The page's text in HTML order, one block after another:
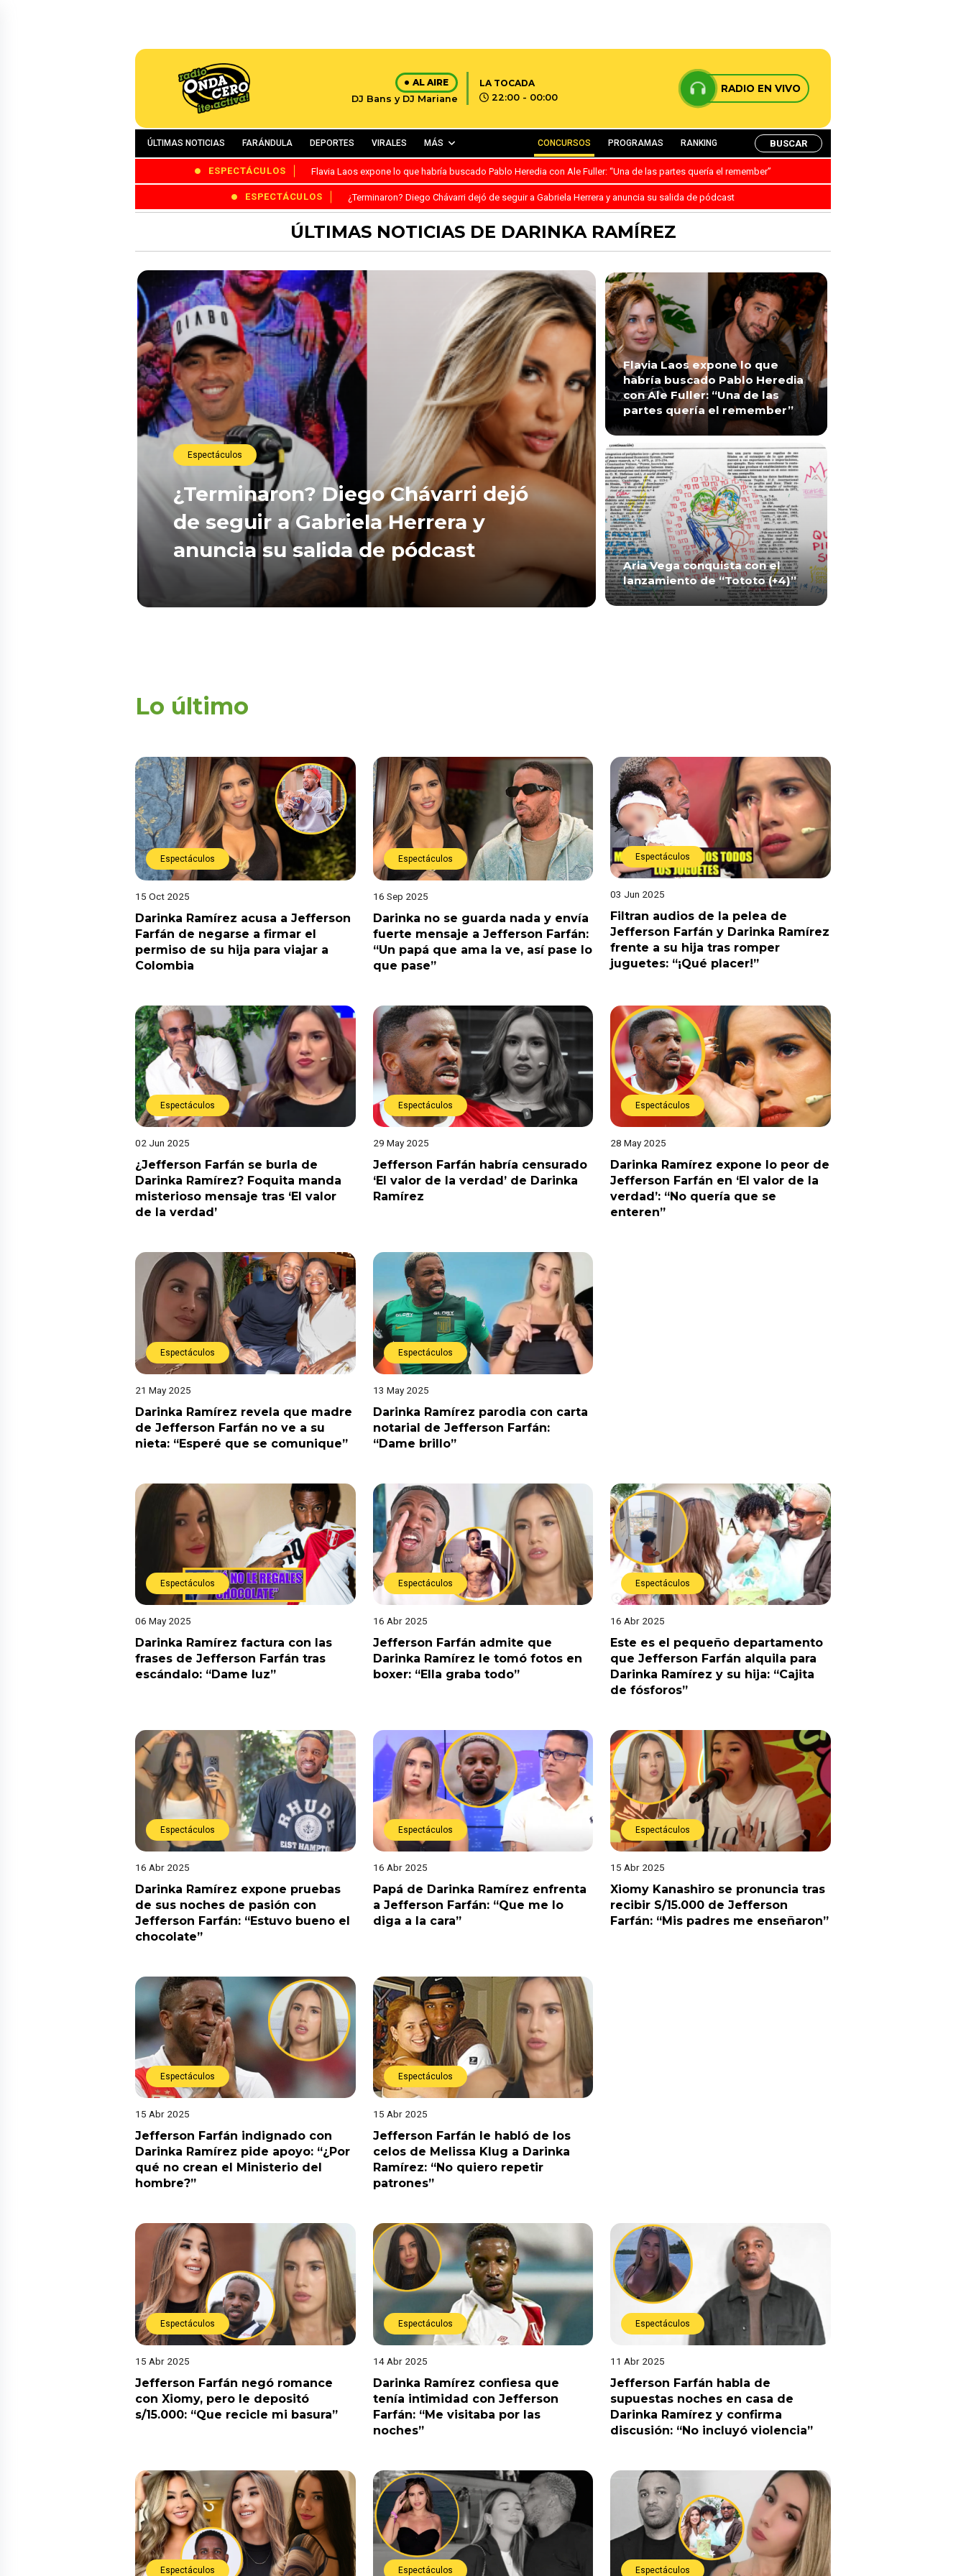
AL AIRE
DJ Bans y DJ Mariane
LA TOCADA
22:00 - 00:00
RADIO EN VIVO
ÚLTIMAS NOTICIAS FARÁNDULA DEPORTES VIRALES MÁS CONCURSOS PROGRAMAS RANKING BUSCAR
ESPECTÁCULOS Flavia Laos expone lo que habría buscado Pablo Heredia con Ale Fuller: “Una de las partes quería el remember”
ESPECTÁCULOS ¿Terminaron? Diego Chávarri dejó de seguir a Gabriela Herrera y anuncia su salida de pódcast
ÚLTIMAS NOTICIAS DE DARINKA RAMÍREZ
Espectáculos
¿Terminaron? Diego Chávarri dejó
de seguir a Gabriela Herrera y
anuncia su salida de pódcast
Flavia Laos expone lo que
habría buscado Pablo Heredia
con Ale Fuller: “Una de las
partes quería el remember”
Aria Vega conquista con el
lanzamiento de “Tototo (+4)”
Lo último
Espectáculos
15 Oct 2025
Darinka Ramírez acusa a Jefferson
Farfán de negarse a firmar el
permiso de su hija para viajar a
Colombia
Espectáculos
16 Sep 2025
Darinka no se guarda nada y envía
fuerte mensaje a Jefferson Farfán:
“Un papá que ama la ve, así pase lo
que pase”
Espectáculos
03 Jun 2025
Filtran audios de la pelea de
Jefferson Farfán y Darinka Ramírez
frente a su hija tras romper
juguetes: “¡Qué placer!”
Espectáculos
02 Jun 2025
¿Jefferson Farfán se burla de
Darinka Ramírez? Foquita manda
misterioso mensaje tras ‘El valor
de la verdad’
Espectáculos
29 May 2025
Jefferson Farfán habría censurado
‘El valor de la verdad’ de Darinka
Ramírez
Espectáculos
28 May 2025
Darinka Ramírez expone lo peor de
Jefferson Farfán en ‘El valor de la
verdad’: “No quería que se
enteren”
Espectáculos
21 May 2025
Darinka Ramírez revela que madre
de Jefferson Farfán no ve a su
nieta: “Esperé que se comunique”
Espectáculos
13 May 2025
Darinka Ramírez parodia con carta
notarial de Jefferson Farfán:
“Dame brillo”
Espectáculos
06 May 2025
Darinka Ramírez factura con las
frases de Jefferson Farfán tras
escándalo: “Dame luz”
Espectáculos
16 Abr 2025
Jefferson Farfán admite que
Darinka Ramírez le tomó fotos en
boxer: “Ella graba todo”
Espectáculos
16 Abr 2025
Este es el pequeño departamento
que Jefferson Farfán alquila para
Darinka Ramírez y su hija: “Cajita
de fósforos”
Espectáculos
16 Abr 2025
Darinka Ramírez expone pruebas
de sus noches de pasión con
Jefferson Farfán: “Estuvo bueno el
chocolate”
Espectáculos
16 Abr 2025
Papá de Darinka Ramírez enfrenta
a Jefferson Farfán: “Que me lo
diga a la cara”
Espectáculos
15 Abr 2025
Xiomy Kanashiro se pronuncia tras
recibir S/15.000 de Jefferson
Farfán: “Mis padres me enseñaron”
Espectáculos
15 Abr 2025
Jefferson Farfán indignado con
Darinka Ramírez pide apoyo: “¿Por
qué no crean el Ministerio del
hombre?”
Espectáculos
15 Abr 2025
Jefferson Farfán le habló de los
celos de Melissa Klug a Darinka
Ramírez: “No quiero repetir
patrones”
Espectáculos
15 Abr 2025
Jefferson Farfán negó romance
con Xiomy, pero le depositó
s/15.000: “Que recicle mi basura”
Espectáculos
14 Abr 2025
Darinka Ramírez confiesa que
tenía intimidad con Jefferson
Farfán: “Me visitaba por las
noches”
Espectáculos
11 Abr 2025
Jefferson Farfán habla de
supuestas noches en casa de
Darinka Ramírez y confirma
discusión: “No incluyó violencia”
Espectáculos Espectáculos Espectáculos